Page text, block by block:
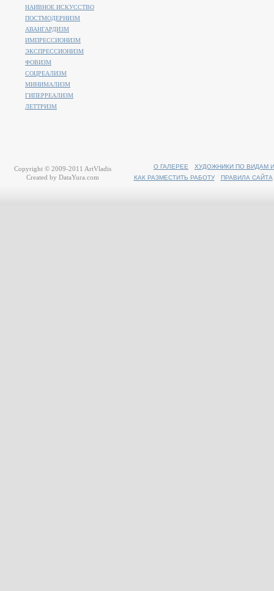
НАИВНОЕ ИСКУССТВО
ПОСТМОДЕРНИЗМ
АВАНГАРДИЗМ
ИМПРЕССИОНИЗМ
ЭКСПРЕССИОНИЗМ
ФОВИЗМ
СОЦРЕАЛИЗМ
МИНИМАЛИЗМ
ГИПЕРРЕАЛИЗМ
ЛЕТТРИЗМ
О ГАЛЕРЕЕ
ХУДОЖНИКИ ПО ВИДАМ
КАК РАЗМЕСТИТЬ РАБОТУ
ПРАВИЛА САЙТА
Copyright © 2009-2011 ArtVladis
Created by DataYura.com